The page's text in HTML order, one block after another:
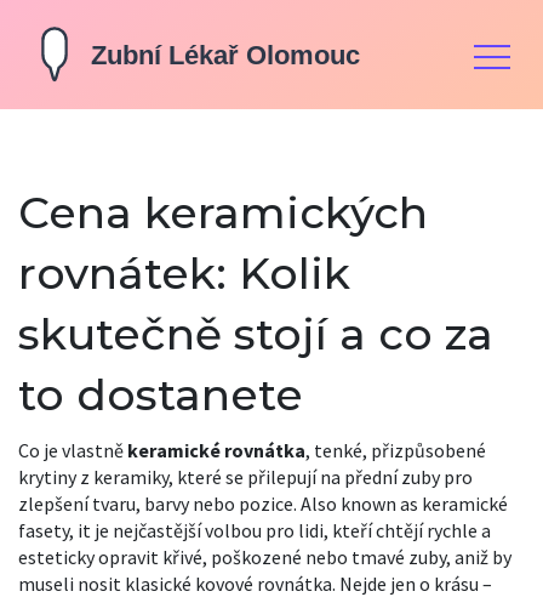
Cena keramických
rovnátek: Kolik
skutečně stojí a co za
to dostanete
Co je vlastně keramické rovnátka, tenké, přizpůsobené
krytiny z keramiky, které se přilepují na přední zuby pro
zlepšení tvaru, barvy nebo pozice. Also known as keramické
fasety, it je nejčastější volbou pro lidi, kteří chtějí rychle a
esteticky opravit křivé, poškozené nebo tmavé zuby, aniž by
museli nosit klasické kovové rovnátka. Nejde jen o krásu –